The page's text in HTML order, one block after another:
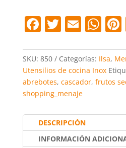
F
c
e
b
o
o
k
T
itt
er
E
ai
l
W
at
s
A
p
SKU: 850 Categorías: Ilsa,
Utensilios de cocina Inox
abrebotes, cascador, frutos
shopping_menaje
DESCRIPCIÓN
INFORMACIÓN